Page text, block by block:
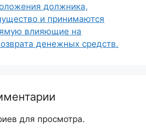
должника,
и принимаются
влияющие на
денежных средств.
для просмотра.